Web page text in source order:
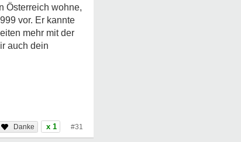
Österreich wohne,
vor. Er kannte
mehr mit der
auch dein
x 1 #31